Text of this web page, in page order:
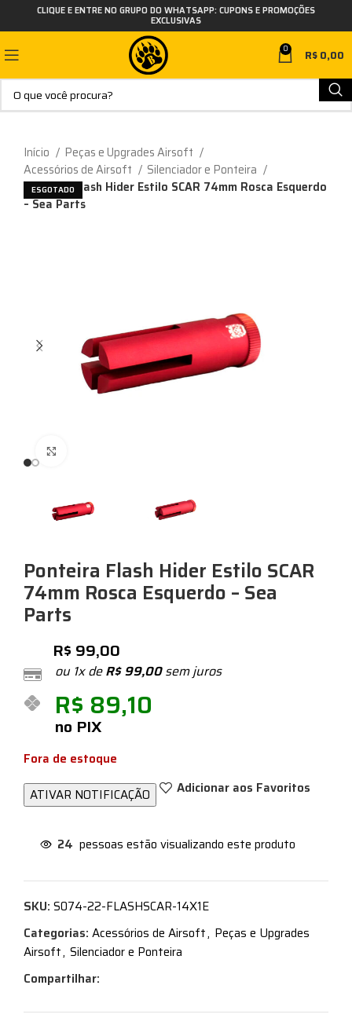
CLIQUE E ENTRE NO GRUPO DO WHATSAPP: CUPONS E PROMOÇÕES
EXCLUSIVAS
0 R$0,00
Início
Peças e Upgrades Airsoft
Acessórios de Airsoft
Silenciador e Ponteira
Ponteira Flash Hider Estilo SCAR 74mm Rosca Esquerdo
– Sea Parts
ESGOTADO
Ponteira Flash Hider Estilo SCAR
74mm Rosca Esquerdo – Sea
Parts
R$ 99,00
ou 1x deR$99,00sem juros
R$ 89,10
no PIX
Fora de estoque
Adicionar aos Favoritos
24 pessoas estão visualizando este produto
SKU: S074-22-FLASHSCAR-14X1E
Categorias: Acessórios de Airsoft, Peças e Upgrades
Airsoft, Silenciador e Ponteira
Compartilhar: